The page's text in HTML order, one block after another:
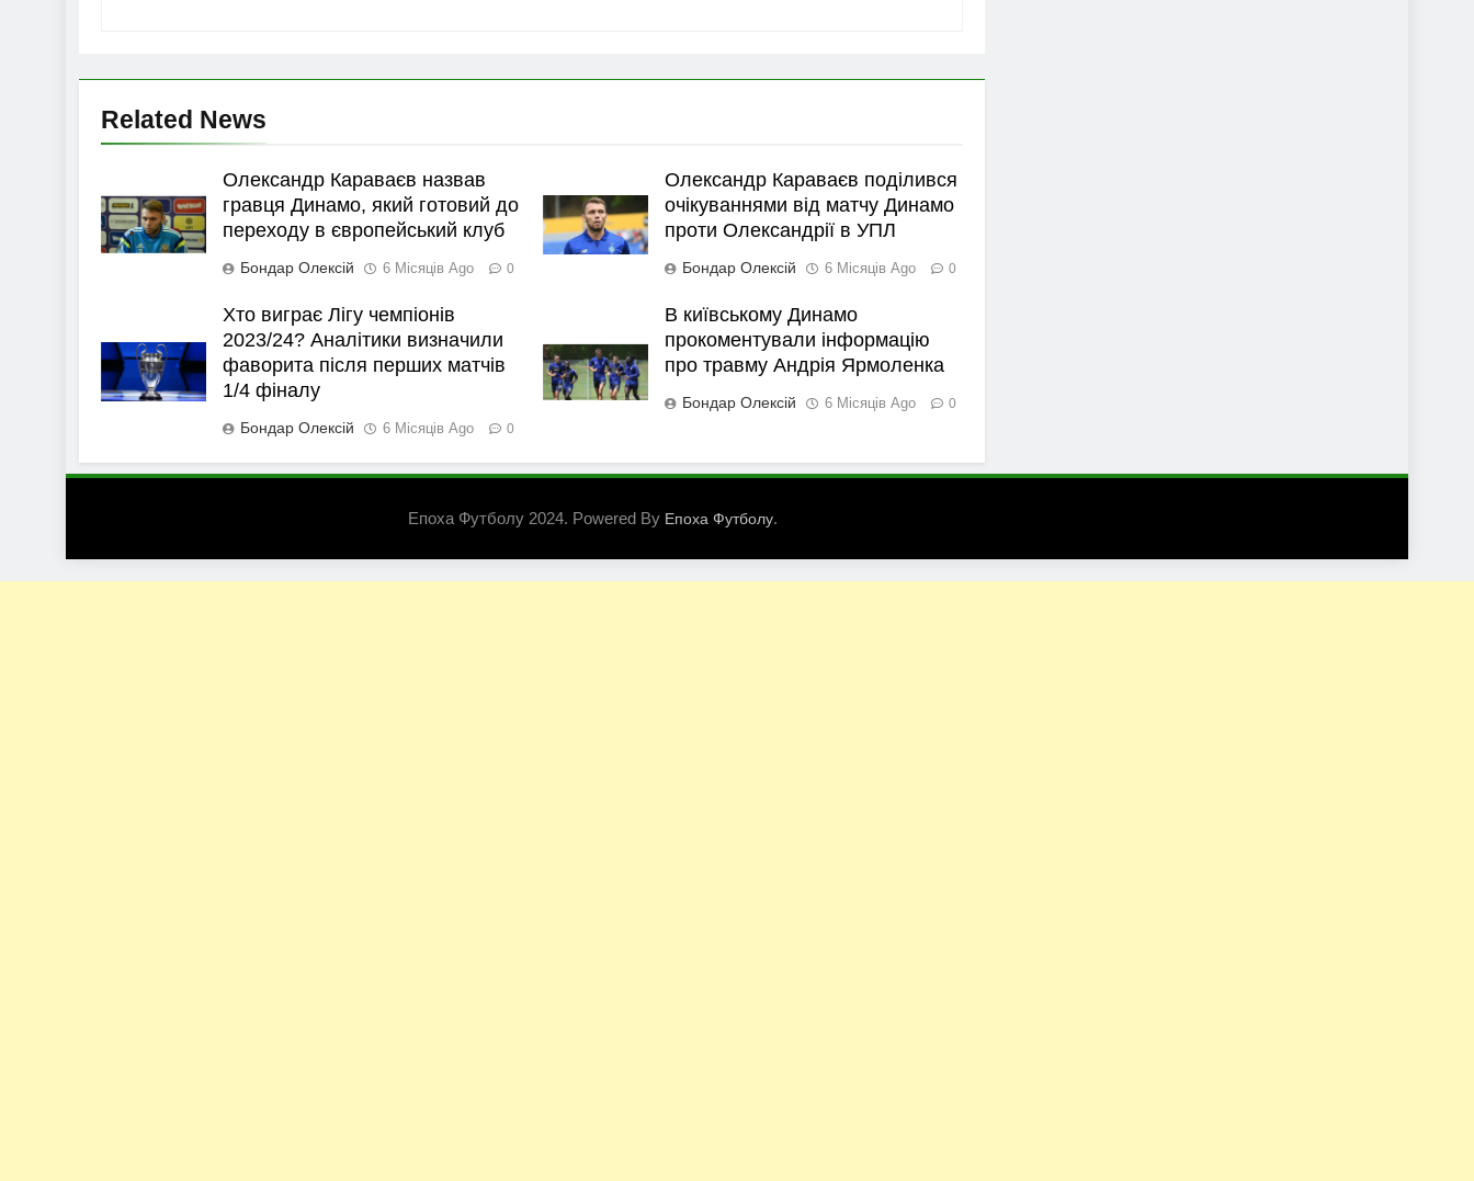
Related News
Олександр Караваєв назвав
гравця Динамо, який готовий до
переходу в європейський клуб
Бондар Олексій 6 Місяців Ago 0
Олександр Караваєв поділився
очікуваннями від матчу Динамо
проти Олександрії в УПЛ
Бондар Олексій 6 Місяців Ago 0
Хто виграє Лігу чемпіонів
2023/24? Аналітики визначили
фаворита після перших матчів
1/4 фіналу
Бондар Олексій 6 Місяців Ago 0
В київському Динамо
прокоментували інформацію
про травму Андрія Ярмоленка
Бондар Олексій 6 Місяців Ago 0
Епоха Футболу 2024. Powered By Епоха Футболу.